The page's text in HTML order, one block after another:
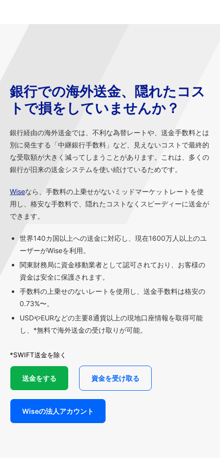
銀行での海外送金、隠れたコス
トで損をしていませんか？
銀行経由の海外送金では、不利な為替レートや、送金手数料とは
別に発生する「中継銀行手数料」など、見えないコストで最終的
な受取額が大きく減ってしまうことがあります。これは、多くの
銀行が旧来の送金システムを使い続けているためです。
Wiseなら、手数料の上乗せがないミッドマーケットレートを使
用し、格安な手数料で、隠れたコストなくスピーディーに送金が
できます。
世界140カ国以上への送金に対応し、現在1600万人以上のユ
ーザーがWiseを利用。
関東財務局に資金移動業者として認可されており、お客様の
資金は安全に保護されます。
手数料の上乗せのないレートを使用し、送金手数料は格安の
0.73%〜。
USDやEURなどの主要8通貨以上の現地口座情報を取得可能
し、*無料で海外送金の受け取りが可能。
*SWIFT送金を除く
送金をする 資金を受け取る
Wiseの法人アカウント